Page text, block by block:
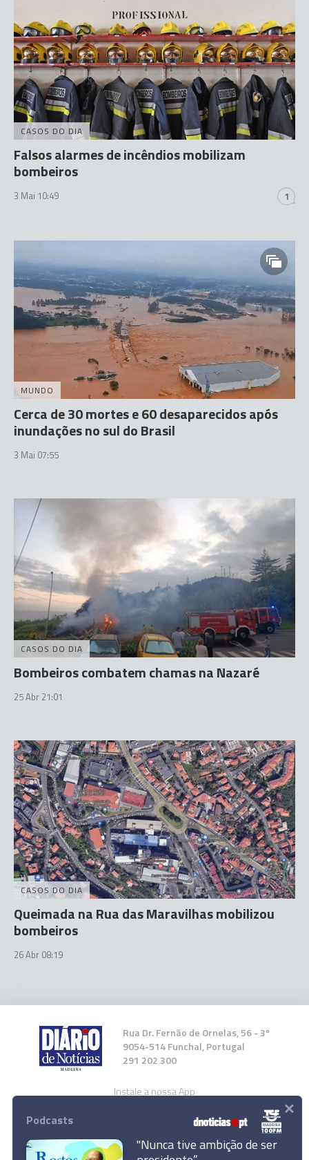
CASOS DO DIA
Falsos alarmes de incêndios mobilizam
bombeiros
3 Mai 10:49 1
MUNDO
Cerca de 30 mortes e 60 desaparecidos após
inundações no sul do Brasil
3 Mai 07:55
CASOS DO DIA
Bombeiros combatem chamas na Nazaré
25 Abr 21:01
CASOS DO DIA
Queimada na Rua das Maravilhas mobilizou
bombeiros
26 Abr 08:19
Rua Dr. Fernão de Ornelas, 56 - 3º
9054-514 Funchal, Portugal
291 202 300
Instale a nossa App
Podcasts
"Nunca tive ambição de ser
×